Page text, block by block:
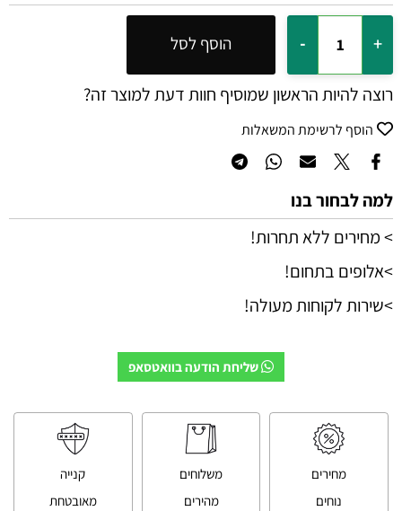
הוסף לסל
רוצה להיות הראשון שמוסיף חוות דעת למוצר זה?
הוסף לרשימת המשאלות
למה לבחור בנו
> מחירים ללא תחרות!
>אלופים בתחום!
>שירות לקוחות מעולה!
שליחת הודעה בוואטסאפ
מחירים
נוחים
משלוחים
מהירים
קנייה
מאובטחת